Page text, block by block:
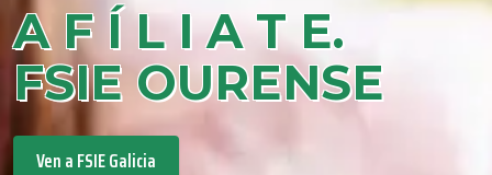
A F Í L I A T E.
FSIE OURENSE
Ven a FSIE Galicia